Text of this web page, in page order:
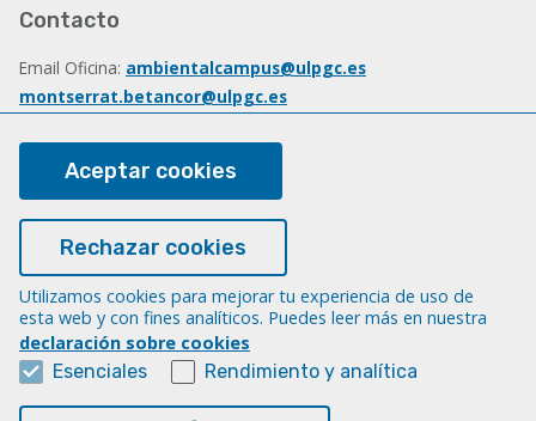
Contacto
Email Oficina: ambientalcampus@ulpgc.es
montserrat.betancor@ulpgc.es
Tlf.: (+34) 928 45 7447
Sobre esta web
Aviso legal
Cookies
Accesibilidad
Transparencia
Aceptar cookies
Rechazar cookies
Utilizamos cookies para mejorar tu experiencia de uso de
esta web y con fines analíticos. Puedes leer más en nuestra
declaración sobre cookies
Esenciales
Rendimiento y analítica